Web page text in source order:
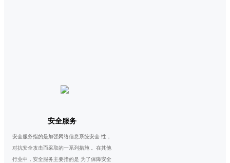
安全服务
安全服务指的是加强网络信息系统安全 性，
对抗安全攻击而采取的一系列措施 。在其他
行业中，安全服务主要指的是 为了保障安全